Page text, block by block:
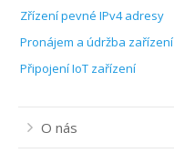
Zřízení pevné IPv4 adresy
Pronájem a údržba zařízení
Připojení IoT zařízení
O nás